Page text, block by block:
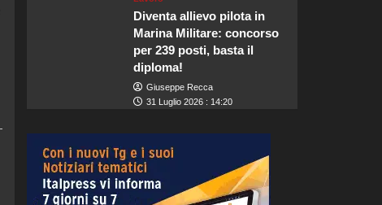
Diventa allievo pilota in
Marina Militare: concorso
per 239 posti, basta il
diploma!
Giuseppe Recca
31 Luglio 2026 : 14:20